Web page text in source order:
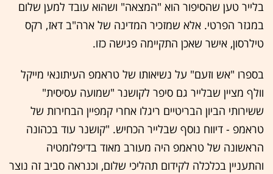
בלייר טען שהסיפור הוא "המצאה" ושהוא עובד למען שלום
במגזר הפרטי. אלא שמזכיר המדינה של ארה"ב דאז, רקס
טילרסון, אישר שאכן התקיימה פגישה כזו.
בספרו "אש וזעם" על נשיאותו של טראמפ העיתונאי מייקל
וולף מציין שבלייר גם סיפר לקושנר "שמועה עסיסית"
ששירותי הביון הבריטיים ריגלו אחרי קמפיין הבחירות של
טראמפ - דיווח נוסף שבלייר הכחיש. "קושנר עוד בכהונה
הראשונה של טראמפ היה מעורב מאוד בדיפלומטיה
והתעניין בכלכלה לקידום תהליכי שלום, וכנראה סביב זה נוצר